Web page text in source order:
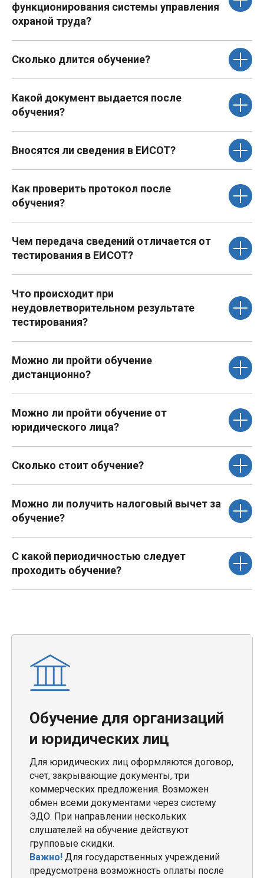
функционирования системы управления
охраной труда?
Сколько длится обучение?
Какой документ выдается после
обучения?
Вносятся ли сведения в ЕИСОТ?
Как проверить протокол после
обучения?
Чем передача сведений отличается от
тестирования в ЕИСОТ?
Что происходит при
неудовлетворительном результате
тестирования?
Можно ли пройти обучение
дистанционно?
Можно ли пройти обучение от
юридического лица?
Сколько стоит обучение?
Можно ли получить налоговый вычет за
обучение?
С какой периодичностью следует
проходить обучение?
Обучение для организаций
и юридических лиц
Для юридических лиц оформляются договор,
счет, закрывающие документы, три
коммерческих предложения. Возможен
обмен всеми документами через систему
ЭДО. При направлении нескольких
слушателей на обучение действуют
групповые скидки.
Важно! Для государственных учреждений
предусмотрена возможность оплаты после